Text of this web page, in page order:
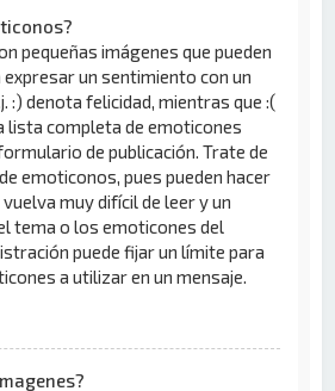
pequeñas imágenes que pueden
un sentimiento con un
:) denota felicidad, mientras que :(
lista completa de emoticones
de publicación. Trate de
emoticonos, pues pueden hacer
muy difícil de leer y un
tema o los emoticones del
puede fijar un límite para
a utilizar en un mensaje.